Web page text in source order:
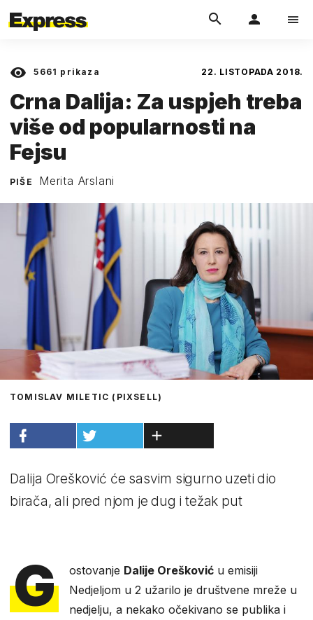
5661 prikaza 22. LISTOPADA 2018.
Crna Dalija: Za uspjeh treba
više od popularnosti na
Fejsu
PIŠE Merita Arslani
TOMISLAV MILETIC (PIXSELL)
Dalija Orešković će sasvim sigurno uzeti dio
birača, ali pred njom je dug i težak put
G ostovanje Dalije Orešković u emisiji
Nedjeljom u 2 užarilo je društvene mreže u
nedjelju, a nekako očekivano se publika i